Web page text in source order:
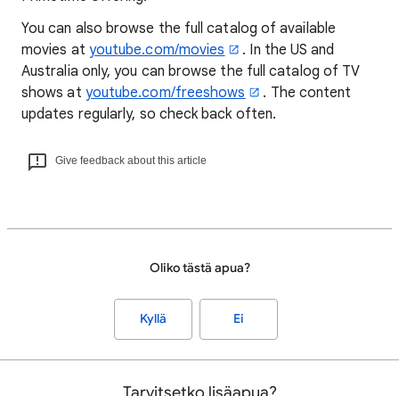
You can also browse the full catalog of available
movies at youtube.com/movies
. In the US and
Australia only, you can browse the full catalog of TV
shows at youtube.com/freeshows
. The content
updates regularly, so check back often.
Give feedback about this article
Oliko tästä apua?
Kyllä Ei